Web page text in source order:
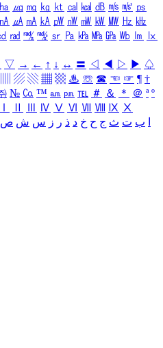
㏊ ㎍ ㎎ ㎏ ㏏ ㎈ ㎉ ㏈ ㎧ ㎨ ㎰
㎁ ㎂ ㎃ ㎄ ㎺ ㎻ ㎽ ㎾ ㎿ ㎐ ㎑
㎭ ㎮ ㎯ ㏛ ㎩ ㎪ ㎫ ㎬ ㏝ ㏐
㏓
▽ → ← ↑ ↓ ↔ 〓 ◁ ◀ ▷ ▶ ♤
▨ ▧ ▦ ▩ ♨ ☏ ☎ ☜ ☞ ¶ †
№ ㏇ ™ ㏂ ㏘ ℡ ＃ ＆ ＊ ＠ ª º
Ⅳ Ⅴ Ⅵ Ⅶ Ⅷ Ⅸ Ⅹ
ب ت ث ج ح خ د ذ ر ز س ش ص